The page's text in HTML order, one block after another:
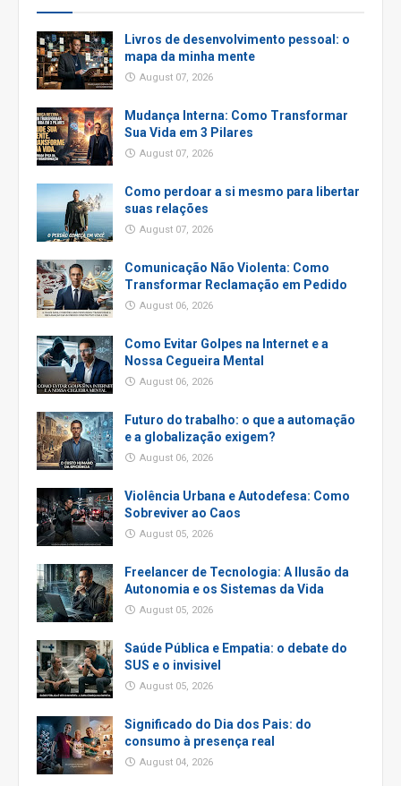
Livros de desenvolvimento pessoal: o
mapa da minha mente
August 07, 2026
Mudança Interna: Como Transformar
Sua Vida em 3 Pilares
August 07, 2026
Como perdoar a si mesmo para libertar
suas relações
August 07, 2026
Comunicação Não Violenta: Como
Transformar Reclamação em Pedido
August 06, 2026
Como Evitar Golpes na Internet e a
Nossa Cegueira Mental
August 06, 2026
Futuro do trabalho: o que a automação
e a globalização exigem?
August 06, 2026
Violência Urbana e Autodefesa: Como
Sobreviver ao Caos
August 05, 2026
Freelancer de Tecnologia: A Ilusão da
Autonomia e os Sistemas da Vida
August 05, 2026
Saúde Pública e Empatia: o debate do
SUS e o invisivel
August 05, 2026
Significado do Dia dos Pais: do
consumo à presença real
August 04, 2026